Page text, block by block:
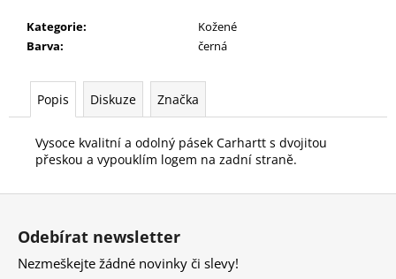
Kategorie:
Kožené
Barva: černá
Popis Diskuze Značka
Vysoce kvalitní a odolný pásek Carhartt s dvojitou
přeskou a vypouklím logem na zadní straně.
Odebírat newsletter
Nezmeškejte žádné novinky či slevy!